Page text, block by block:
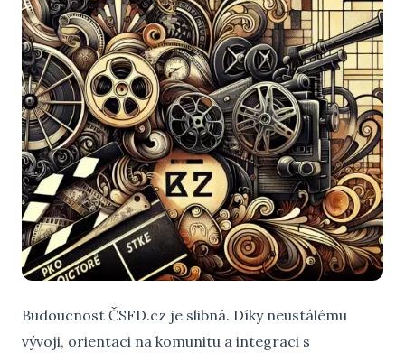
Budoucnost ČSFD.cz je slibná. Díky neustálému
vývoji, orientaci na komunitu a integraci s